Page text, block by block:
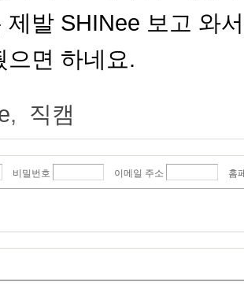
제발 SHINee 보고 와
으면 하네요.
, 직캠
비밀번호 이메일 주소 홈